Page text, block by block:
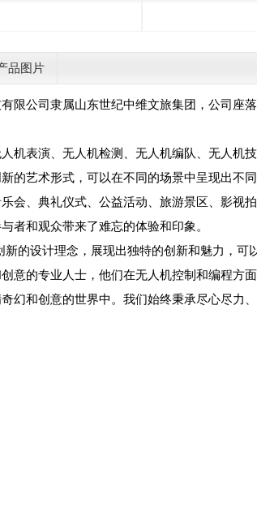
品图片
限公司隶属山东世纪中维文旅集团，公司
机表演、无人机检测、无人机编队、无人机
的艺术形式，可以在不同的场景中呈现出不
会、典礼仪式、公益活动、旅游景区、影视
者和观众带来了难忘的体验和印象。
新的设计理念，展现出独特的创新和魅力，可
意的专业人士，他们在无人机控制和编程方
幻和创意的世界中。我们始终秉承尽心尽力